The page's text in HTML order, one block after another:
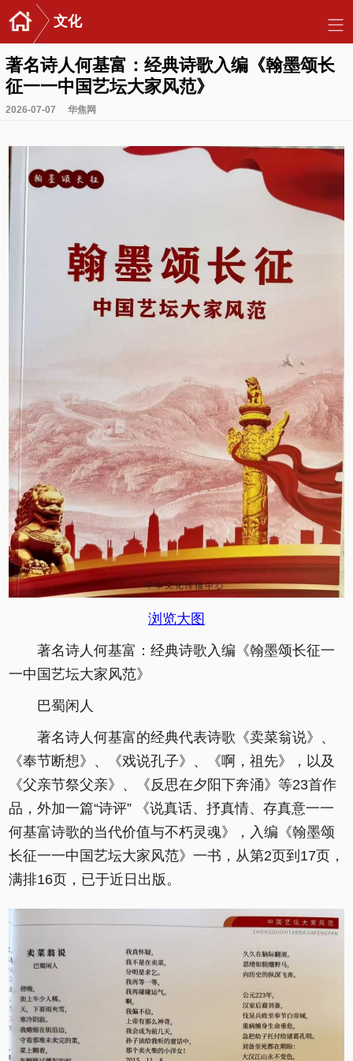
文化
著名诗人何基富：经典诗歌入编《翰墨颂长
征一一中国艺坛大家风范》
2026-07-07 华焦网
浏览大图
著名诗人何基富：经典诗歌入编《翰墨颂长征一
一中国艺坛大家风范》
巴蜀闲人
著名诗人何基富的经典代表诗歌《卖菜翁说》、
《奉节断想》、《戏说孔子》、《啊，祖先》，以及
《父亲节祭父亲》、《反思在夕阳下奔涌》等23首作
品，外加一篇“诗评” 《说真话、抒真情、存真意一一
何基富诗歌的当代价值与不朽灵魂》，入编《翰墨颂
长征一一中国艺坛大家风范》一书，从第2页到17页，
满排16页，已于近日出版。